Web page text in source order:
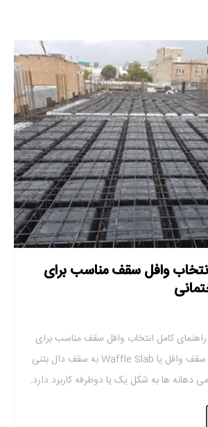
وافل سقف مناسب برای
کامل انتخاب وافل سقف مناسب برای
پروژه‌ های ساختمانی سقف وافل یا Waffle Slab به سقف دال بتنی
دهانه ها به شکل یک یا دوطرفه کاربرد دارد.
مربعی یا مستطیلی به نام قالب وافل
این سقف به‌علت شباهت آن […]